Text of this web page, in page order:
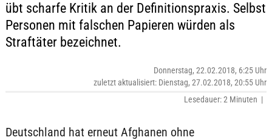
übt scharfe Kritik an der Definitionspraxis. Selbst
Personen mit falschen Papieren würden als
Straftäter bezeichnet.
Donnerstag, 22.02.2018, 6:25 Uhr
zuletzt aktualisiert: Dienstag, 27.02.2018, 20:55 Uhr
Lesedauer: 2 Minuten |
Deutschland hat erneut Afghanen ohne